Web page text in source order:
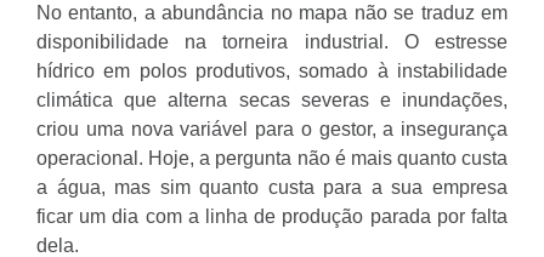
No entanto, a abundância no mapa não se traduz em
disponibilidade na torneira industrial. O estresse
hídrico em polos produtivos, somado à instabilidade
climática que alterna secas severas e inundações,
criou uma nova variável para o gestor, a insegurança
operacional. Hoje, a pergunta não é mais quanto custa
a água, mas sim quanto custa para a sua empresa
ficar um dia com a linha de produção parada por falta
dela.